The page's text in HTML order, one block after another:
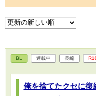
BL 連載中 長編
俺を捨てたクセに復